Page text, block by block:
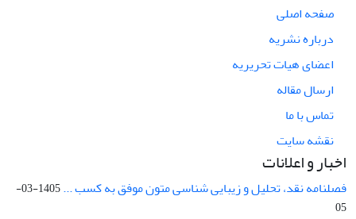
صفحه اصلی
درباره نشریه
اعضای هیات تحریریه
ارسال مقاله
تماس با ما
نقشه سایت
اخبار و اعلانات
فصلنامه نقد، تحلیل و زیبایی شناسی متون موفق به کسب ...
1405-03-
05